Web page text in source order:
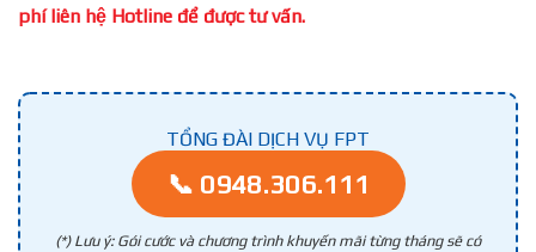
phí liên hệ Hotline để được tư vấn.
TỔNG ĐÀI DỊCH VỤ FPT
📞 0948.306.111
(*) Lưu ý: Gói cước và chương trình khuyến mãi từng tháng sẽ có